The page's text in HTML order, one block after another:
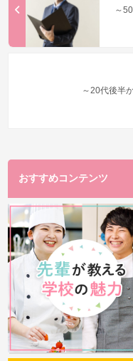
～
～20代後半
おすすめコンテンツ